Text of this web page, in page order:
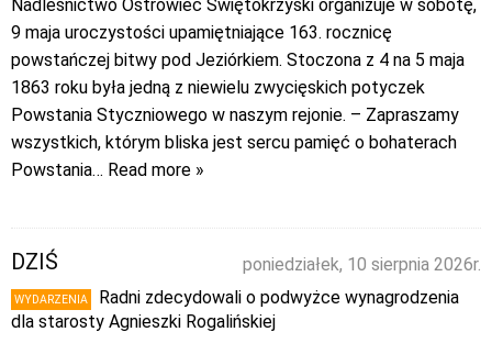
Nadleśnictwo Ostrowiec Świętokrzyski organizuje w sobotę,
9 maja uroczystości upamiętniające 163. rocznicę
powstańczej bitwy pod Jeziórkiem. Stoczona z 4 na 5 maja
1863 roku była jedną z niewielu zwycięskich potyczek
Powstania Styczniowego w naszym rejonie. – Zapraszamy
wszystkich, którym bliska jest sercu pamięć o bohaterach
Powstania… Read more »
poniedziałek, 10 sierpnia 2026r.
DZIŚ
WYDARZENIA
Radni zdecydowali o podwyżce wynagrodzenia
dla starosty Agnieszki Rogalińskiej